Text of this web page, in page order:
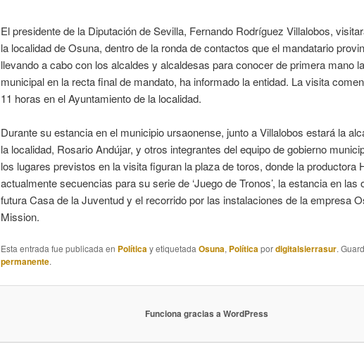
El presidente de la Diputación de Sevilla, Fernando Rodríguez Villalobos,
la localidad de Osuna, dentro de la ronda de contactos que el mandatario
llevando a cabo con los alcaldes y alcaldesas para conocer de primera mano
municipal en la recta final de mandato, ha informado la entidad. La visita
11 horas en el Ayuntamiento de la localidad.
Durante su estancia en el municipio ursaonense, junto a Villalobos estará la
la localidad, Rosario Andújar, y otros integrantes del equipo de gobierno
los lugares previstos en la visita figuran la plaza de toros, donde la productora
actualmente secuencias para su serie de ‘Juego de Tronos’, la estancia en las
futura Casa de la Juventud y el recorrido por las instalaciones de la empresa
Mission.
Esta entrada fue publicada en Políticay etiquetadaOsuna, Políticapordigitalsierrasur.
permanente.
Funciona gracias a WordPress